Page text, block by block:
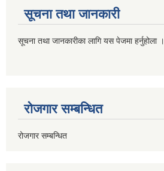
सूचना तथा जानकारी
सूचना तथा जानकारीका लागि यस पेजमा हर्नुहोला ।
रोजगार सम्बन्धित
रोजगार सम्बन्धित